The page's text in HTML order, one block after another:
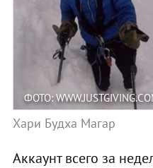
ФОТО:
Хари Будха Магар
Аккаунт всего за